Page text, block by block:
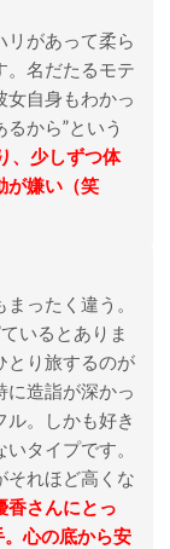
リがあって柔ら
。名だたるモテ
女自身もわかっ
から”という
、少しずつ体
が嫌い（笑
ったく違う。
いるとありま
とり旅するのが
に造詣が深かっ
。しかも好き
タイプです。
それほど高くな
香さんにとっ
。心の底から安